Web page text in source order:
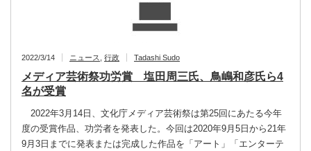
2022/3/14 ニュース 行政 Tadashi Sudo
メディア芸術祭功労賞 塩田周三氏、鳥嶋和彦氏ら4
名が受賞
2022年3月14日、文化庁メディア芸術祭は第25回にあたる今年
度の受賞作品、功労者を発表した。今回は2020年9月5日から21年
9月3日までに発表または完成した作品を「アート」「エンターテ